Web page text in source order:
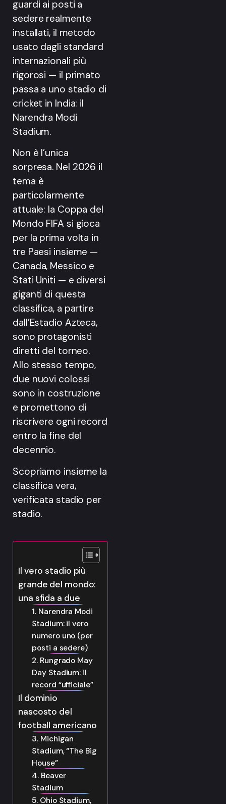
guardi ai posti a
sedere realmente
installati, il metodo
usato dagli standard
internazionali più
rigorosi — il primato
passa a uno stadio di
cricket in India: il
Narendra Modi
Stadium.
Non è l’unica
sorpresa. Nel 2026 il
tema è
particolarmente
attuale: la Coppa del
Mondo FIFA si gioca
per la prima volta in
tre Paesi insieme —
Canada, Messico e
Stati Uniti — e diversi
giganti di questa
classifica, a partire
dall’Estadio Azteca,
sono protagonisti
diretti del torneo.
Allo stesso tempo,
due nuovi colossi
sono in costruzione
e promettono di
riscrivere ogni record
entro la fine del
decennio.
Scopriamo insieme la
classifica vera,
verificata stadio per
stadio.
Il vero stadio più
grande del mondo:
una sfida a due
1. Narendra Modi
Stadium: il vero
numero uno (per
posti a sedere)
2. Rungrado May
Day Stadium: il
record “ufficiale”
Il dominio
nascosto del
football americano
3. Michigan
Stadium, “The Big
House”
4. Beaver
Stadium
5. Ohio Stadium,